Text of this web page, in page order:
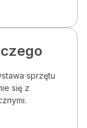
sprzętu
się z